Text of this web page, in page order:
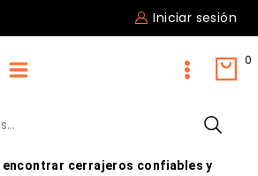
Iniciar sesión
0
encontrar cerrajeros confiables y